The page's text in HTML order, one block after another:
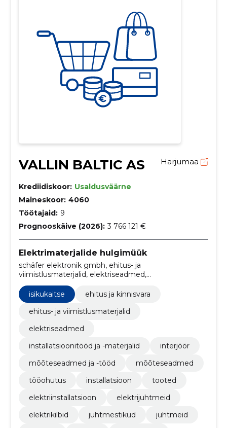
VALLIN BALTIC AS Harjumaa
Krediidiskoor: Usaldusväärne
Maineskoor: 4060
Töötajaid: 9
Prognooskäive (2026): 3 766 121 €
Elektrimaterjalide hulgimüük
schäfer elektronik gmbh, ehitus- ja
viimistlusmaterjalid, elektriseadmed,
installatsioonitööd ja -materjalid, interjöör,
mõõteseadmed ja -tööd, Mõõteseadmed, tööohutus,
isikukaitse, installatsioon
isikukaitse
ehitus ja kinnisvara
ehitus- ja viimistlusmaterjalid
elektriseadmed
installatsioonitööd ja -materjalid
interjöör
mõõteseadmed ja -tööd
mõõteseadmed
tööohutus
installatsioon
tooted
elektriinstallatsioon
elektrijuhtmeid
elektrikilbid
juhtmestikud
juhtmeid